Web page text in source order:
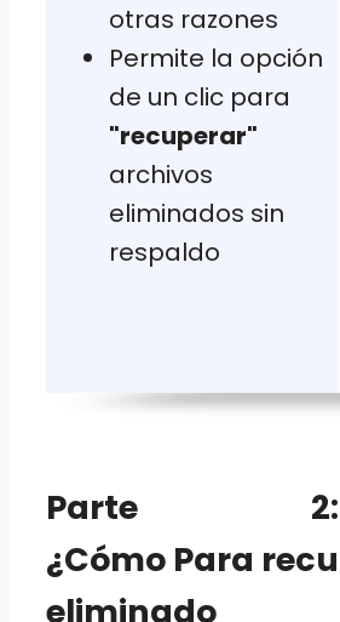
otras razones
Permite la opción
de un clic para
"recuperar"
archivos
eliminados sin
respaldo
Parte 2:
¿Cómo Para
eliminado